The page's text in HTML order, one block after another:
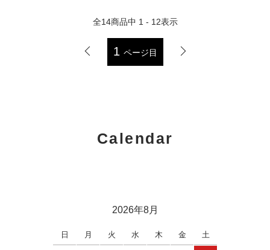
全14商品中 1 - 12表示
1 ページ目
Calendar
2026年8月
日 月 火 水 木 金 土